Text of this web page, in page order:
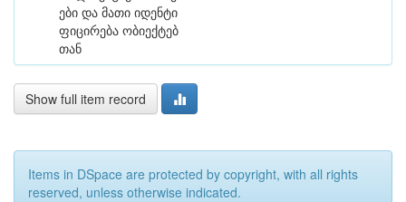
ები და მათი იდენტი
ფიცირება ობიექტებ
თან
Show full item record
Items in DSpace are protected by copyright, with all rights
reserved, unless otherwise indicated.